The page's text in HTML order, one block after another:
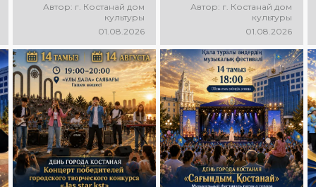
Автор: г. Костанай дом
культуры
01.08.2026
концертная
программа Азамата
Ибраева! Вас ждут
любимые песни,
яркое выступление,
мощная энергия и
праздничное
настроение!
Автор: г. Костанай дом
культуры
01.08.2026